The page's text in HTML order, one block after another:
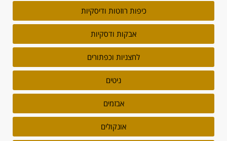
כיפות רוזטות ודיסקיות
אבקות ודסקיות
לחצניות וכפתורים
ניטים
אבזמים
אונקולים